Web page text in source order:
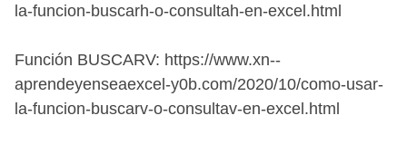
la-funcion-buscarh-o-consultah-en-excel.html
Función BUSCARV: https://www.xn--
aprendeyenseaexcel-y0b.com/2020/10/como-usar-
la-funcion-buscarv-o-consultav-en-excel.html